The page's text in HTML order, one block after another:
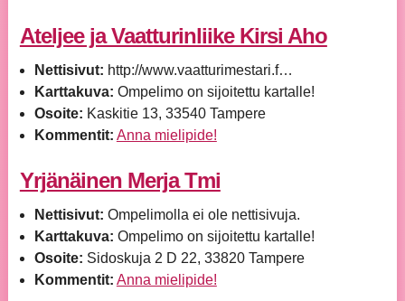
Ateljee ja Vaatturinliike Kirsi Aho
Nettisivut: http://www.vaatturimestari.f…
Karttakuva: Ompelimo on sijoitettu kartalle!
Osoite: Kaskitie 13, 33540 Tampere
Kommentit: Anna mielipide!
Yrjänäinen Merja Tmi
Nettisivut: Ompelimolla ei ole nettisivuja.
Karttakuva: Ompelimo on sijoitettu kartalle!
Osoite: Sidoskuja 2 D 22, 33820 Tampere
Kommentit: Anna mielipide!